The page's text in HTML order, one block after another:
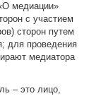
медиации»
с участием
сторон путем
для проведения
медиатора
– это лицо,